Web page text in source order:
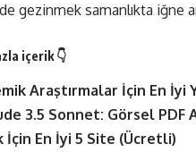
gezinmek samanlıkta iğne
içerik 👇
Araştırmalar İçin En İyi
3.5 Sonnet: Görsel PDF
İçin En İyi 5 Site (Ücretli)